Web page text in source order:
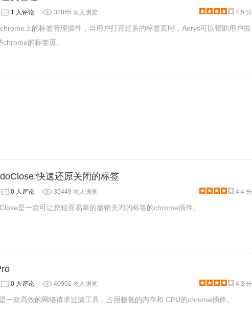
了一些需要的内容也会给我们带来不便。在浏览视频等网站时，需
1 人评论 32865 次人浏览 4.5 分
上的标签管理插件，当用户打开过多的标签页时，Aerys可以帮助用户很
的标签页。
快速还原关闭的标签
0 人评论 35449 次人浏览 4.4 分
是一款可让您轻而易举的撤销关闭的标签的chrome插件。
0 人评论 40902 次人浏览 4.3 分
一款高效的网络请求过滤工具，占用极低的内存和 CPU的chrome插件。